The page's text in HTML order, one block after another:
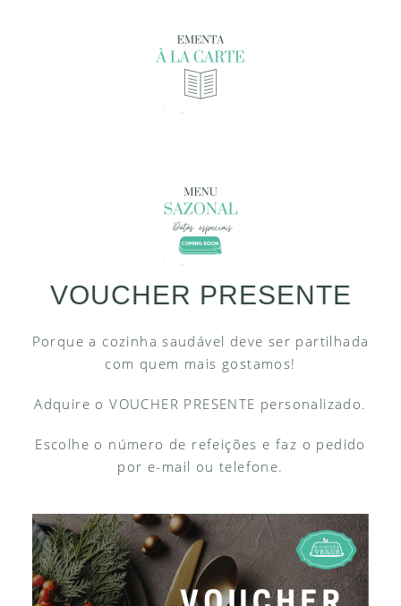
VOUCHER PRESENTE
Porque a cozinha saudável deve ser partilhada
com quem mais gostamos!
Adquire o VOUCHER PRESENTE personalizado.
Escolhe o número de refeições e faz o pedido
por e-mail ou telefone.